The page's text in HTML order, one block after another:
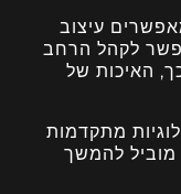
עיצוב
לקהל הרחב
האיכות של
מתקדמות
מוביל להמשך